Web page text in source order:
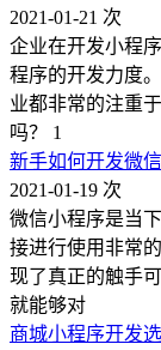
2021-01-21 次
企业在开发小程
程序的开发力度
业都非常的注重
吗？ 1
新手如何开发微
2021-01-19 次
微信小程序是当
接进行使用非常
现了真正的触手
就能够对
商城小程序开发